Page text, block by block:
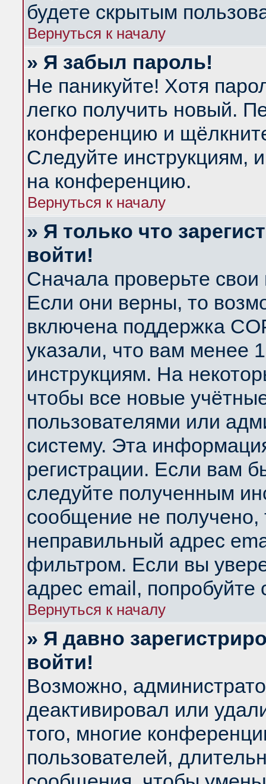
будете скрытым
Вернуться к началу
» Я забыл пароль!
Не паникуйте! Хотя
легко получить новый.
конференцию и
Следуйте инструкциям,
на конференцию.
Вернуться к началу
» Я только что
войти!
Сначала проверьте
Если они верны, то
включена поддержка
указали, что вам менее
инструкциям. На
чтобы все новые
пользователями или
систему. Эта
регистрации. Если вам
следуйте полученным
сообщение не получено,
неправильный адрес
фильтром. Если вы
адрес email, попробуйте
Вернуться к началу
» Я давно
войти!
Возможно,
деактивировал или
того, многие
пользователей,